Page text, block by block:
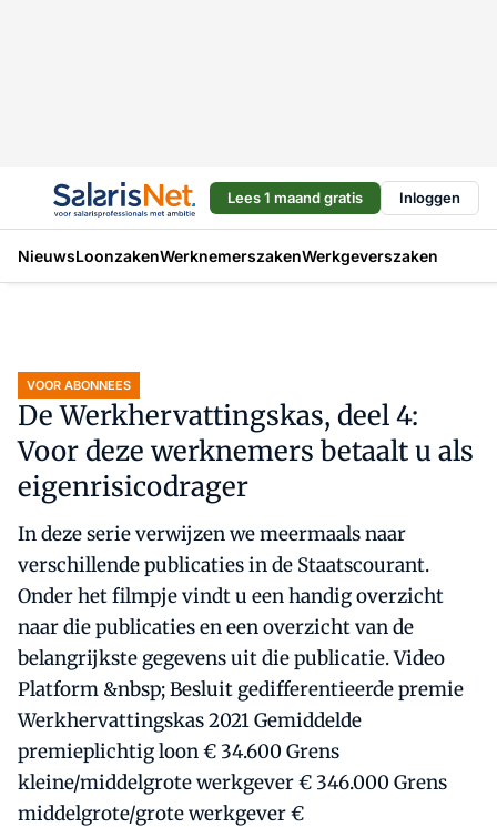
Lees 1 maand gratis Inloggen
NieuwsLoonzakenWerknemerszakenWerkgeverszaken
VOOR ABONNEES
De Werkhervattingskas, deel 4:
Voor deze werknemers betaalt u als
eigenrisicodrager
In deze serie verwijzen we meermaals naar
verschillende publicaties in de Staatscourant.
Onder het filmpje vindt u een handig overzicht
naar die publicaties en een overzicht van de
belangrijkste gegevens uit die publicatie. Video
Platform &nbsp; Besluit gedifferentieerde premie
Werkhervattingskas 2021 Gemiddelde
premieplichtig loon € 34.600 Grens
kleine/middelgrote werkgever € 346.000 Grens
middelgrote/grote werkgever €